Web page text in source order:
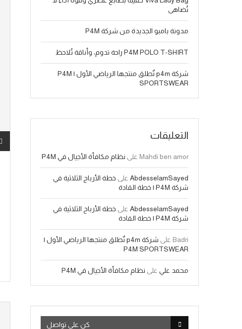
تُضاهى
مدونة بامبو الجديدة من شركة P4M
P4M POLO T-SHIRT راحة تدوم، وأناقة تُلاحظ
شركة p4m تٌطلق منتجها الرياضي الأول | P4M
SPORTSWEAR
التعليقات
Mahdi ben amor على نظام مكافأة الأجيال في P4M
AbdesselamSayed على خطة الأرباح الثلاثية في
شركة P4M | خطة القادة
AbdesselamSayed على خطة الأرباح الثلاثية في
شركة P4M | خطة القادة
Badri على
شركة p4m تٌطلق منتجها الرياضي الأول |
P4M SPORTSWEAR
محمد علي على نظام مكافأة الأجيال في P4M
كن علي تواصل